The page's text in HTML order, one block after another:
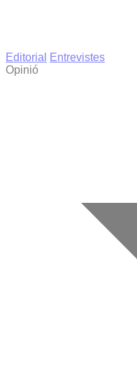
Editorial
Entrevistes
Opinió